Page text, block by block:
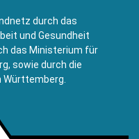
Mail)
durch das
und Gesundheit
das Ministerium für
sowie durch die